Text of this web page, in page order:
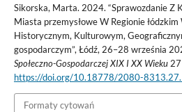
Sikorska, Marta. 2024. “Sprawozdanie Z
Miasta przemysłowe W Regionie
Historycznym, Kulturowym,
gospodarczym”, Łódź, 26–28 września
Społeczno-Gospodarczej XIX I XX Wieku27
https://doi.org/10.18778/2080-
Formaty cytowań